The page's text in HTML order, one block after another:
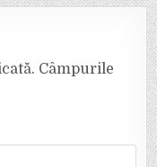
Câmpurile